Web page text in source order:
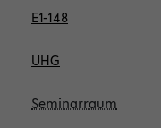
E1-148
UHG
Seminarraum